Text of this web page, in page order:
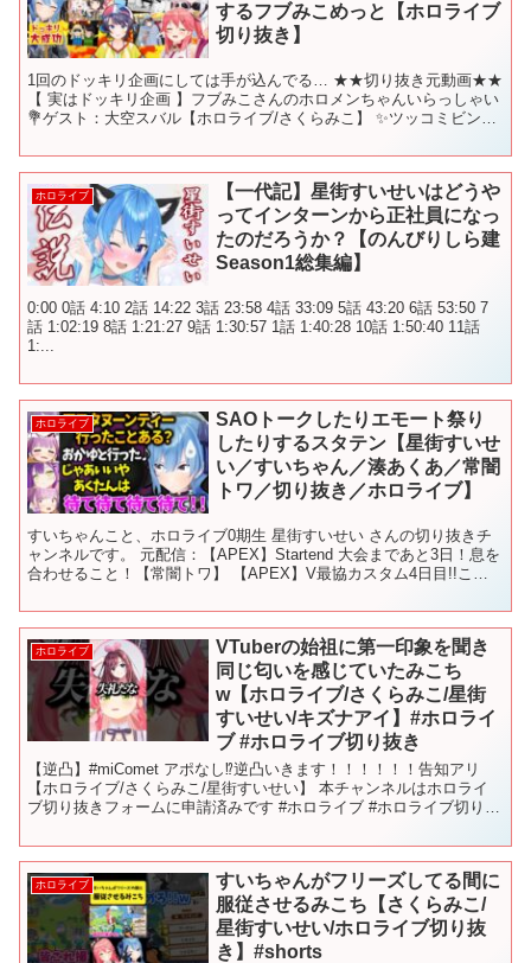
するフブみこめっと【ホロライブ
切り抜き】
1回のドッキリ企画にしては手が込んでる… ★★切り抜き元動画★★
【 実はドッキリ企画 】フブみこさんのホロメンちゃんいらっしゃい
💐ゲスト：大空スバル【ホロライブ/さくらみこ】 ✨ツッコミビンゴ
ホロライブ
【一代記】星街すいせいはどうや
ってインターンから正社員になっ
たのだろうか？【のんびりしら建
Season1総集編】
0:00 0話 4:10 2話 14:22 3話 23:58 4話 33:09 5話 43:20 6話 53:50 7
話 1:02:19 8話 1:21:27 9話 1:30:57 1話 1:40:28 10話 1:50:40 11話
1:...
ホロライブ
SAOトークしたりエモート祭り
したりするスタテン【星街すいせ
い／すいちゃん／湊あくあ／常闇
トワ／切り抜き／ホロライブ】
すいちゃんこと、ホロライブ0期生 星街すいせい さんの切り抜きチ
ャンネルです。 元配信：【APEX】Startend 大会まであと3日！息を
合わせること！【常闇トワ】 【APEX】V最協カスタム4日目!!この
ホロライブ
VTuberの始祖に第一印象を聞き
同じ匂いを感じていたみこち
w【ホロライブ/さくらみこ/星街
すいせい/キズナアイ】#ホロライ
ブ #ホロライブ切り抜き
【逆凸】#miComet アポなし⁉逆凸いきます！！！！！！告知アリ
【ホロライブ/さくらみこ/星街すいせい】 本チャンネルはホロライ
ブ切り抜きフォームに申請済みです #ホロライブ #ホロライブ切り抜
ホロライブ
すいちゃんがフリーズしてる間に
服従させるみこち【さくらみこ/
星街すいせい/ホロライブ切り抜
き】#shorts